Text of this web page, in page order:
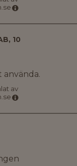
, 10
använda.
av